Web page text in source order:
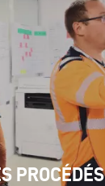
PROCÉDÉS